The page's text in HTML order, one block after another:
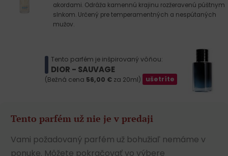
akordami. Odráža kamennú krajinu rozžeravenú púštnym
slnkom. Určený pre temperamentných a nespútaných
mužov.
Tento parfém je inšpirovaný vôňou:
DIOR - SAUVAGE
(Bežná cena 56,00 € za 20ml) ušetríte
Tento parfém už nie je v predaji
Vami požadovaný parfém už bohužiaľ nemáme v
ponuke. Môžete pokračovať vo výbere